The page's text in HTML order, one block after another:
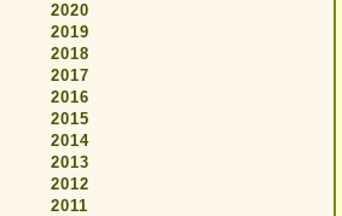
2020
2019
2018
2017
2016
2015
2014
2013
2012
2011